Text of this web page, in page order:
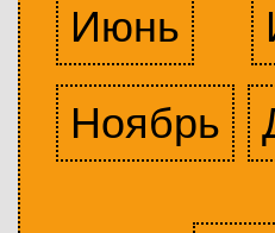
Июнь
Ноябрь